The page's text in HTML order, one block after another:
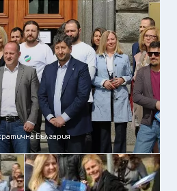
България